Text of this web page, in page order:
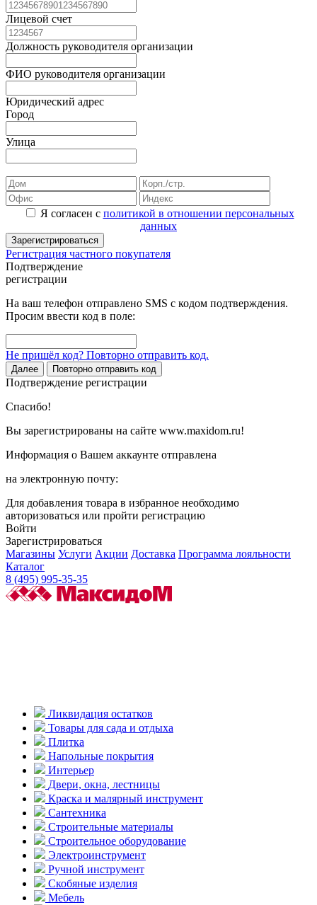
Лицевой счет
Должность руководителя организации
ФИО руководителя организации
Юридический адрес
Город
Улица
Я согласен с политикой в отношении персональных
данных
Зарегистрироваться
Регистрация частного покупателя
Подтверждение
регистрации
На ваш телефон отправлено SMS с кодом подтверждения.
Просим ввести код в поле:
Не пришёл код? Повторно отправить код.
Далее Повторно отправить код
Подтверждение регистрации
Спасибо!
Вы зарегистрированы на сайте www.maxidom.ru!
Информация о Вашем аккаунте отправлена
на электронную почту:
Для добавления товара в избранное необходимо
авторизоваться или пройти регистрацию
Войти
Зарегистрироваться
Магазины Услуги Акции Доставка Программа лояльности
Каталог
8 (495) 995-35-35
Ликвидация остатков
Товары для сада и отдыха
Плитка
Напольные покрытия
Интерьер
Двери, окна, лестницы
Краска и малярный инструмент
Сантехника
Строительные материалы
Строительное оборудование
Электроинструмент
Ручной инструмент
Скобяные изделия
Мебель